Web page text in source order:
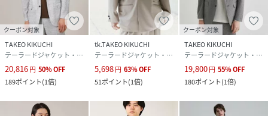
クーポン対象
TAKEO KIKUCHI
テーラードジャケット・ブレザー
20,816円 50%OFF
189ポイント(1倍)
tk.TAKEO KIKUCHI
テーラードジャケット・ブレザー
5,698円 63%OFF
51ポイント(1倍)
クーポン対象
TAKEO KIKUCHI
テーラードジャケット・ブレザー
19,800円 55%OFF
180ポイント(1倍)